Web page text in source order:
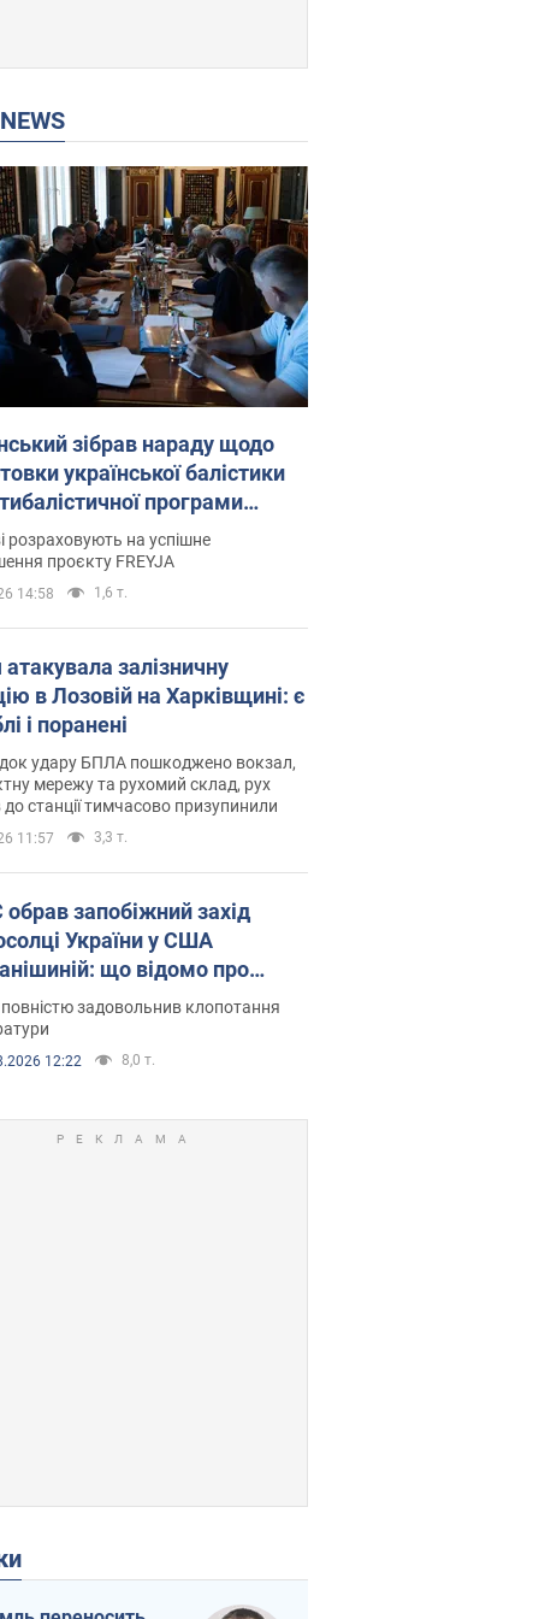
NEWS
зібрав нараду щодо
української балістики
які рішення готуються
розраховують на успішне
проєкту FREYJA
14:58 1,6 т.
атакувала залізничну
в Лозовій на Харківщині: є
і поранені
удару БПЛА пошкоджено вокзал,
мережу та рухомий склад, рух
до станції тимчасово призупинили
11:57 3,3 т.
захід
України у США
що відомо про
задовольнив клопотання
12:22 8,0 т.